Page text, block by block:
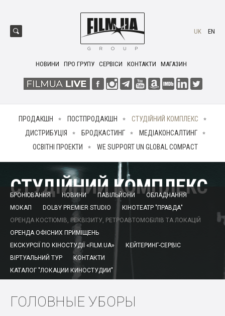
НОВИНИ ПРО ГРУПУ СЕРВІСИ КОНТАКТИ МАГАЗИН
UK EN
ПРОДАКШН ПОСТПРОДАКШН
СТУДІЙНИЙ КОМПЛЕКС
ДИСТРИБУЦІЯ
БРОДКАСТИНГ
МЕДІАКОНСАЛТИНГ
ОСВІТНІ ПРОЕКТИ
WE SUPPORT UN GLOBAL COMPACT
СТУДІЙНИЙ КОМПЛЕКС
БРОНЮВАННЯ НОВИНИ ПАВІЛЬЙОНИ
ОБЛАДНАННЯ
МОКАП
DOLBY PREMIER STUDIO
КІНОТЕАТР "ПРАВДА"
ОРЕНДА КОСТЮМІВ, РЕКВІЗИТУ, РЕТРОАВТОМОБІЛІВ ТА ЛОКАЦІЙ
ОРЕНДА ОФІСНИХ ПРИМІЩЕНЬ
ЕКСКУРСІЇ ПО КІНОСТУДІЇ «FILM.UA»
КЕЙТЕРИНГ-СЕРВІС
ВІРТУАЛЬНИЙ ТУР
КОНТАКТИ
КАТАЛОГ "ЛОКАЦИИ КИНОСТУДИИ"
ГОЛОВНЫЕ УБОРЫ